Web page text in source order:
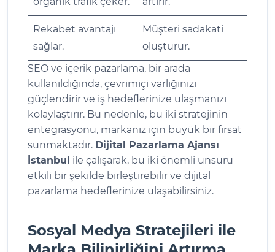
Rekabet avantajı
sağlar.
Müşteri sadakati
oluşturur.
SEO ve içerik pazarlama, bir arada
kullanıldığında, çevrimiçi varlığınızı
güçlendirir ve iş hedeflerinize ulaşmanızı
kolaylaştırır. Bu nedenle, bu iki stratejinin
entegrasyonu, markanız için büyük bir fırsat
sunmaktadır. Dijital Pazarlama Ajansı
İstanbul ile çalışarak, bu iki önemli unsuru
etkili bir şekilde birleştirebilir ve dijital
pazarlama hedeflerinize ulaşabilirsiniz.
Sosyal Medya Stratejileri ile